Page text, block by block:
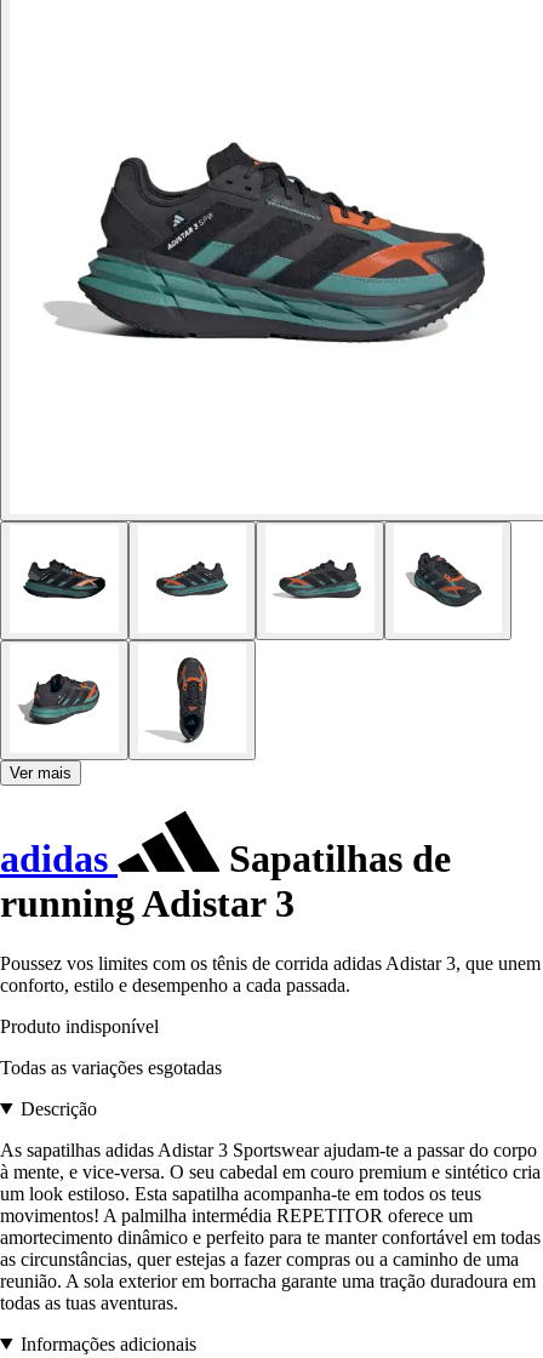
Ver mais
adidas
Sapatilhas de
running Adistar 3
Poussez vos limites com os tênis de corrida adidas Adistar 3, que unem
conforto, estilo e desempenho a cada passada.
Produto indisponível
Todas as variações esgotadas
Descrição
As sapatilhas adidas Adistar 3 Sportswear ajudam-te a passar do corpo
à mente, e vice-versa. O seu cabedal em couro premium e sintético cria
um look estiloso. Esta sapatilha acompanha-te em todos os teus
movimentos! A palmilha intermédia REPETITOR oferece um
amortecimento dinâmico e perfeito para te manter confortável em todas
as circunstâncias, quer estejas a fazer compras ou a caminho de uma
reunião. A sola exterior em borracha garante uma tração duradoura em
todas as tuas aventuras.
Informações adicionais